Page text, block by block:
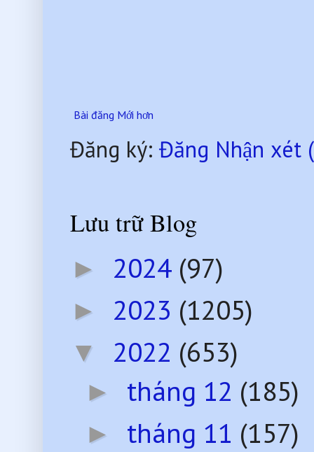
Bài đăng Mới hơn
Đăng ký:Đăng Nhận xét
Lưu trữ Blog
► 2024 (97)
► 2023 (1205)
▼ 2022 (653)
► tháng 12 (185)
► tháng 11 (157)